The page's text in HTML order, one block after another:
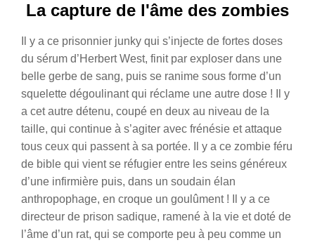
La capture de l'âme des zombies
Il y a ce prisonnier junky qui s’injecte de fortes doses
du sérum d’Herbert West, finit par exploser dans une
belle gerbe de sang, puis se ranime sous forme d’un
squelette dégoulinant qui réclame une autre dose ! Il y
a cet autre détenu, coupé en deux au niveau de la
taille, qui continue à s’agiter avec frénésie et attaque
tous ceux qui passent à sa portée. Il y a ce zombie féru
de bible qui vient se réfugier entre les seins généreux
d’une infirmière puis, dans un soudain élan
anthropophage, en croque un goulûment ! Il y a ce
directeur de prison sadique, ramené à la vie et doté de
l’âme d’un rat, qui se comporte peu à peu comme un